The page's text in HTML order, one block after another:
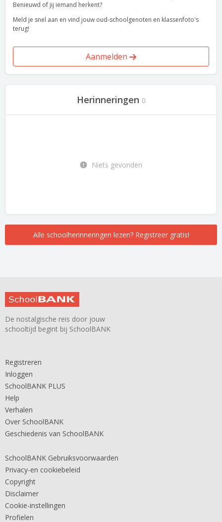
Benieuwd of jij iemand herkent?
Meld je snel aan en vind jouw oud-schoolgenoten en klassenfoto's
terug!
Aanmelden
Herinneringen 0
Niets gevonden
Alle schoolherinneringen lezen? Registreer gratis!
De nostalgische reis door jouw
schooltijd begint bij SchoolBANK
Registreren
Inloggen
SchoolBANK PLUS
Help
Verhalen
Over SchoolBANK
Geschiedenis van SchoolBANK
SchoolBANK Gebruiksvoorwaarden
Privacy-en cookiebeleid
Copyright
Disclaimer
Cookie-instellingen
Profielen